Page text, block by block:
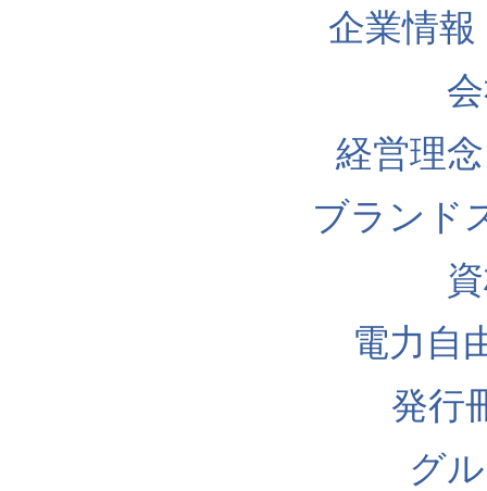
企業情
経営理
ブランド
電力自
発行
グ